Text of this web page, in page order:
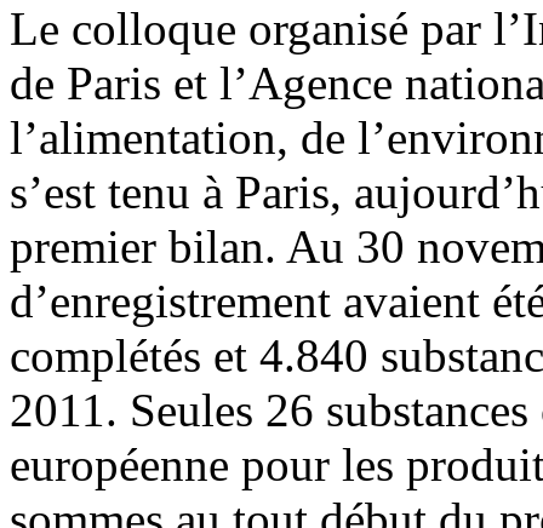
Le colloque organisé par
de Paris et l’Agence
l’alimentation, de
s’est tenu à Paris,
premier bilan. Au 30
d’enregistrement avaient
complétés et 4.840
2011. Seules 26
européenne pour les